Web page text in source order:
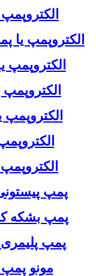
الکتروپمپ
پمپ
پمپ بشکه
پمپ
مونو